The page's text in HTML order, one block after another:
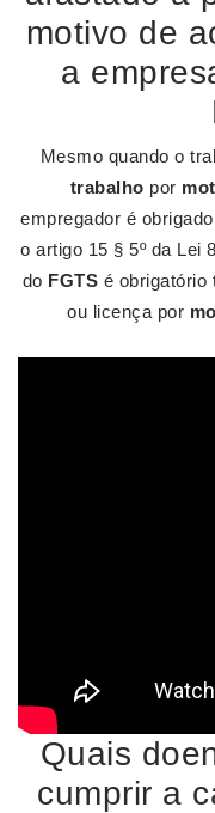
motivo de
a
Mesmo quando o
trabalho por
empregador é
o artigo 15 § 5º da Lei
do FGTS é obrigatório
ou licença por
Quais
cumprir a